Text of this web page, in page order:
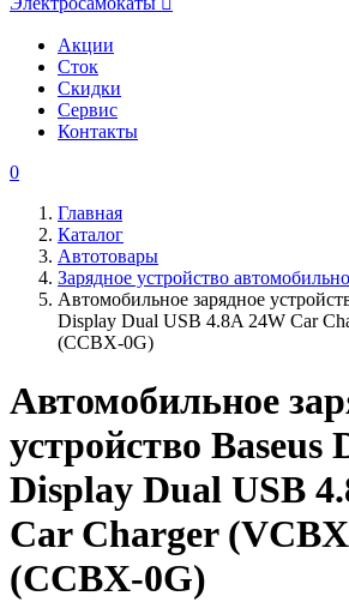
Акции
Сток
Скидки
Сервис
Контакты
0
Главная
Каталог
Автотовары
Зарядное устройство
Автомобильное зарядное
Display Dual USB 4.8A 24W Car
(CCBX-0G)
Автомобильное
устройство Baseus
Display Dual USB
Car Charger
(CCBX-0G)